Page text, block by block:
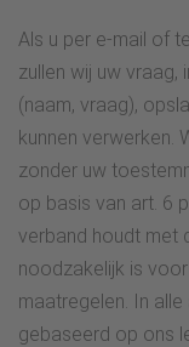
Als u per e-mail of
zullen wij uw vraag,
(naam, vraag),
kunnen verwerken.
zonder uw
op basis van art. 6
verband houdt met
noodzakelijk is
maatregelen. In
gebaseerd op ons